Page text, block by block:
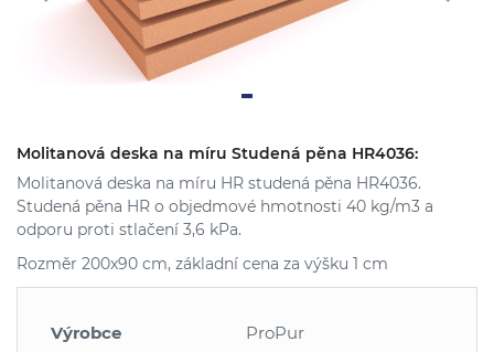
Molitanová deska na míru Studená pěna HR4036:
Molitanová deska na míru HR studená pěna HR4036.
Studená pěna HR o objedmové hmotnosti 40 kg/m3 a
odporu proti stlačení 3,6 kPa.
Rozměr 200x90 cm, základní cena za výšku 1 cm
Výrobce
ProPur